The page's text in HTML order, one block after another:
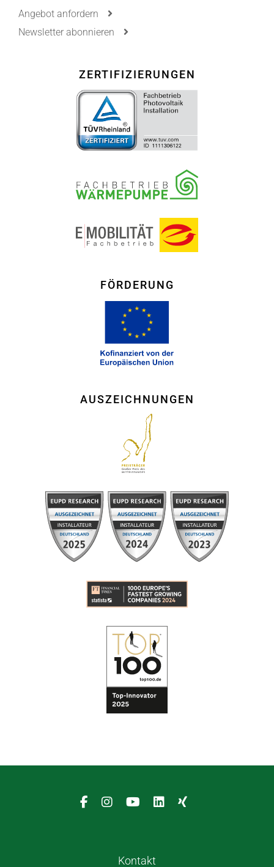
Angebot anfordern
Newsletter abonnieren
ZERTIFIZIERUNGEN
FÖRDERUNG
AUSZEICHNUNGEN
Kontakt